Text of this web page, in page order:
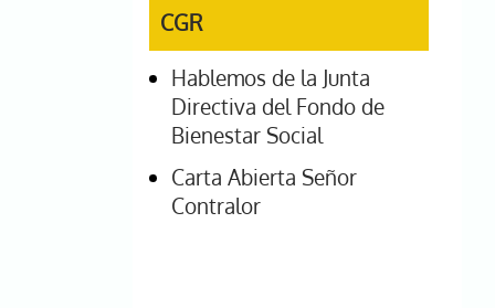
CGR
Hablemos de la Junta
Directiva del Fondo de
Bienestar Social
Carta Abierta Señor
Contralor